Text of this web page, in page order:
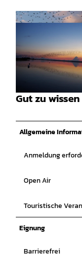
© Bernd Mestars |CC-BY-SA
Gut zu wissen
Allgemeine
Anmeldung
Open Air
Touristische
Eignung
Barrierefrei